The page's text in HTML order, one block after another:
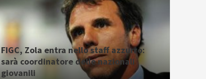
FIGC, Zola entra nello staff azzurro:
sarà coordinatore delle nazionali
giovanili